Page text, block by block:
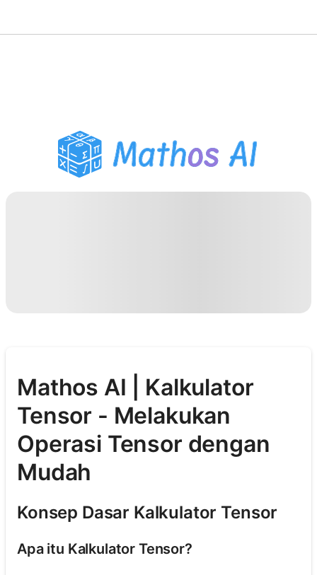
Pembantu PR PDF
Alat Belajar
Mathos AI | Kalkulator
Tensor - Melakukan
Operasi Tensor dengan
Mudah
Konsep Dasar Kalkulator Tensor
Apa itu Kalkulator Tensor?